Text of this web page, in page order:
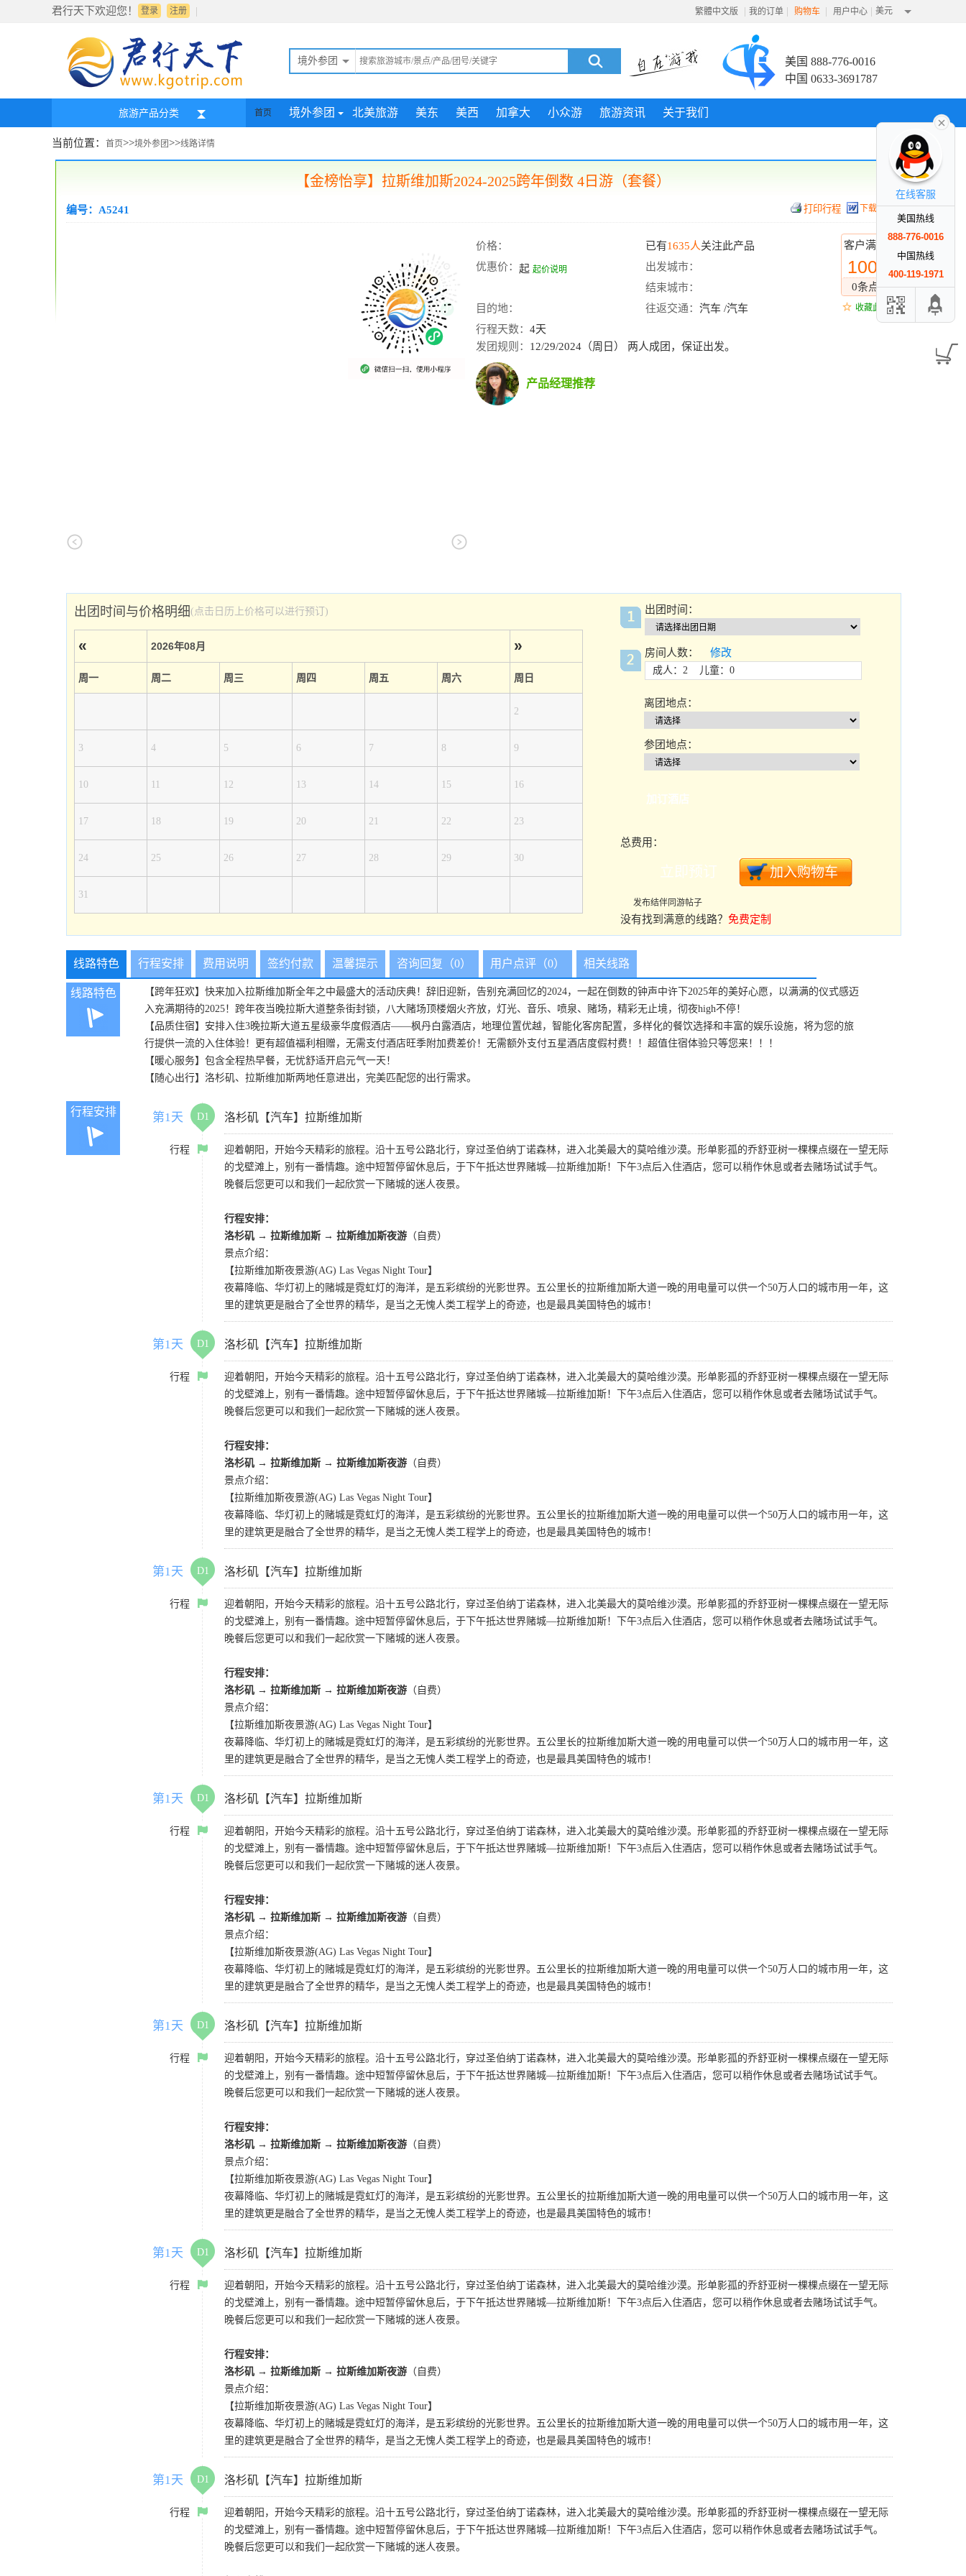
君行天下欢迎您！ 登录 |
注册 繁體中文版 | 我的订单 | 购物车 | 用户中心 | 美元
境外参团
美国 888-776-0016
中国 0633-3691787
旅游产品分类 首页 境外参团 北美旅游 美东 美西 加拿大 小众游 旅游资讯 关于我们
当前位置： 首页>>境外参团>>线路详情
【金榜怡享】拉斯维加斯2024-2025跨年倒数 4日游（套餐）
编号：A5241 下载行程
客户满意度
100%
0条点评
收藏此线路
价格： 已有1635人关注此产品
优惠价： 起 起价说明
出发城市：
结束城市：
目的地：
往返交通： 汽车 /汽车
行程天数： 4天
发团规则： 12/29/2024（周日） 两人成团，保证出发。
产品经理推荐
出团时间与价格明细(点击日历上价格可以进行预订)
« 2026年08月 »
周一 周二 周三 周四 周五 周六 周日
2
3 4 5 6 7 8 9
10 11 12 13 14 15 16
17 18 19 20 21 22 23
24 25 26 27 28 29 30
31
出团时间：
房间人数： 修改
成人：2 儿童：0
离团地点：
参团地点：
加订酒店
总费用：
发布结伴同游帖子
没有找到满意的线路？ 免费定制
线路特色 行程安排 费用说明 签约付款 温馨提示 咨询回复（0） 用户点评（0） 相关线路
线路特色
【跨年狂欢】快来加入拉斯维加斯全年之中最盛大的活动庆典！辞旧迎新，告别充满回忆的2024，一起在倒数的钟声中许下2025年的美好心愿，以满满的仪式感迈
入充满期待的2025！跨年夜当晚拉斯大道整条街封锁，八大赌场顶楼烟火齐放，灯光、音乐、喷泉、赌场，精彩无止境，彻夜high不停！
【品质住宿】安排入住3晚拉斯大道五星级豪华度假酒店——枫丹白露酒店，地理位置优越，智能化客房配置，多样化的餐饮选择和丰富的娱乐设施，将为您的旅
行提供一流的入住体验！更有超值福利相赠，无需支付酒店旺季附加费差价！无需额外支付五星酒店度假村费！！超值住宿体验只等您来！！！
【暖心服务】包含全程热早餐，无忧舒适开启元气一天！
【随心出行】洛杉矶、拉斯维加斯两地任意进出，完美匹配您的出行需求。
行程安排 第1天 D1 洛杉矶【汽车】拉斯维加斯
行程
迎着朝阳，开始今天精彩的旅程。沿十五号公路北行，穿过圣伯纳丁诺森林，进入北美最大的莫哈维沙漠。形单影孤的乔舒亚树一棵棵点缀在一望无际
的戈壁滩上，别有一番情趣。途中短暂停留休息后，于下午抵达世界赌城—拉斯维加斯！下午3点后入住酒店，您可以稍作休息或者去赌场试试手气。
晚餐后您更可以和我们一起欣赏一下赌城的迷人夜景。
行程安排：
洛杉矶 → 拉斯维加斯 → 拉斯维加斯夜游 （自费）
景点介绍：
【拉斯维加斯夜景游(AG) Las Vegas Night Tour】
夜幕降临、华灯初上的赌城是霓虹灯的海洋，是五彩缤纷的光影世界。五公里长的拉斯维加斯大道一晚的用电量可以供一个50万人口的城市用一年，这
里的建筑更是融合了全世界的精华，是当之无愧人类工程学上的奇迹，也是最具美国特色的城市！
第1天 D1 洛杉矶【汽车】拉斯维加斯
行程
迎着朝阳，开始今天精彩的旅程。沿十五号公路北行，穿过圣伯纳丁诺森林，进入北美最大的莫哈维沙漠。形单影孤的乔舒亚树一棵棵点缀在一望无际
的戈壁滩上，别有一番情趣。途中短暂停留休息后，于下午抵达世界赌城—拉斯维加斯！下午3点后入住酒店，您可以稍作休息或者去赌场试试手气。
晚餐后您更可以和我们一起欣赏一下赌城的迷人夜景。
行程安排：
洛杉矶 → 拉斯维加斯 → 拉斯维加斯夜游 （自费）
景点介绍：
【拉斯维加斯夜景游(AG) Las Vegas Night Tour】
夜幕降临、华灯初上的赌城是霓虹灯的海洋，是五彩缤纷的光影世界。五公里长的拉斯维加斯大道一晚的用电量可以供一个50万人口的城市用一年，这
里的建筑更是融合了全世界的精华，是当之无愧人类工程学上的奇迹，也是最具美国特色的城市！
第1天 D1 洛杉矶【汽车】拉斯维加斯
行程
迎着朝阳，开始今天精彩的旅程。沿十五号公路北行，穿过圣伯纳丁诺森林，进入北美最大的莫哈维沙漠。形单影孤的乔舒亚树一棵棵点缀在一望无际
的戈壁滩上，别有一番情趣。途中短暂停留休息后，于下午抵达世界赌城—拉斯维加斯！下午3点后入住酒店，您可以稍作休息或者去赌场试试手气。
晚餐后您更可以和我们一起欣赏一下赌城的迷人夜景。
行程安排：
洛杉矶 → 拉斯维加斯 → 拉斯维加斯夜游 （自费）
景点介绍：
【拉斯维加斯夜景游(AG) Las Vegas Night Tour】
夜幕降临、华灯初上的赌城是霓虹灯的海洋，是五彩缤纷的光影世界。五公里长的拉斯维加斯大道一晚的用电量可以供一个50万人口的城市用一年，这
里的建筑更是融合了全世界的精华，是当之无愧人类工程学上的奇迹，也是最具美国特色的城市！
第1天 D1 洛杉矶【汽车】拉斯维加斯
行程
迎着朝阳，开始今天精彩的旅程。沿十五号公路北行，穿过圣伯纳丁诺森林，进入北美最大的莫哈维沙漠。形单影孤的乔舒亚树一棵棵点缀在一望无际
的戈壁滩上，别有一番情趣。途中短暂停留休息后，于下午抵达世界赌城—拉斯维加斯！下午3点后入住酒店，您可以稍作休息或者去赌场试试手气。
晚餐后您更可以和我们一起欣赏一下赌城的迷人夜景。
行程安排：
洛杉矶 → 拉斯维加斯 → 拉斯维加斯夜游 （自费）
景点介绍：
【拉斯维加斯夜景游(AG) Las Vegas Night Tour】
夜幕降临、华灯初上的赌城是霓虹灯的海洋，是五彩缤纷的光影世界。五公里长的拉斯维加斯大道一晚的用电量可以供一个50万人口的城市用一年，这
里的建筑更是融合了全世界的精华，是当之无愧人类工程学上的奇迹，也是最具美国特色的城市！
第1天 D1 洛杉矶【汽车】拉斯维加斯
行程
迎着朝阳，开始今天精彩的旅程。沿十五号公路北行，穿过圣伯纳丁诺森林，进入北美最大的莫哈维沙漠。形单影孤的乔舒亚树一棵棵点缀在一望无际
的戈壁滩上，别有一番情趣。途中短暂停留休息后，于下午抵达世界赌城—拉斯维加斯！下午3点后入住酒店，您可以稍作休息或者去赌场试试手气。
晚餐后您更可以和我们一起欣赏一下赌城的迷人夜景。
行程安排：
洛杉矶 → 拉斯维加斯 → 拉斯维加斯夜游 （自费）
景点介绍：
【拉斯维加斯夜景游(AG) Las Vegas Night Tour】
夜幕降临、华灯初上的赌城是霓虹灯的海洋，是五彩缤纷的光影世界。五公里长的拉斯维加斯大道一晚的用电量可以供一个50万人口的城市用一年，这
里的建筑更是融合了全世界的精华，是当之无愧人类工程学上的奇迹，也是最具美国特色的城市！
第1天 D1 洛杉矶【汽车】拉斯维加斯
行程
迎着朝阳，开始今天精彩的旅程。沿十五号公路北行，穿过圣伯纳丁诺森林，进入北美最大的莫哈维沙漠。形单影孤的乔舒亚树一棵棵点缀在一望无际
的戈壁滩上，别有一番情趣。途中短暂停留休息后，于下午抵达世界赌城—拉斯维加斯！下午3点后入住酒店，您可以稍作休息或者去赌场试试手气。
晚餐后您更可以和我们一起欣赏一下赌城的迷人夜景。
行程安排：
洛杉矶 → 拉斯维加斯 → 拉斯维加斯夜游 （自费）
景点介绍：
【拉斯维加斯夜景游(AG) Las Vegas Night Tour】
夜幕降临、华灯初上的赌城是霓虹灯的海洋，是五彩缤纷的光影世界。五公里长的拉斯维加斯大道一晚的用电量可以供一个50万人口的城市用一年，这
里的建筑更是融合了全世界的精华，是当之无愧人类工程学上的奇迹，也是最具美国特色的城市！
第1天 D1 洛杉矶【汽车】拉斯维加斯
行程
迎着朝阳，开始今天精彩的旅程。沿十五号公路北行，穿过圣伯纳丁诺森林，进入北美最大的莫哈维沙漠。形单影孤的乔舒亚树一棵棵点缀在一望无际
的戈壁滩上，别有一番情趣。途中短暂停留休息后，于下午抵达世界赌城—拉斯维加斯！下午3点后入住酒店，您可以稍作休息或者去赌场试试手气。
晚餐后您更可以和我们一起欣赏一下赌城的迷人夜景。
在线客服
美国热线
888-776-0016
中国热线
400-119-1971